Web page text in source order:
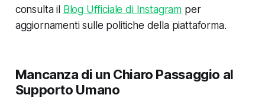
consulta il Blog Ufficiale di Instagram per
aggiornamenti sulle politiche della piattaforma.
Mancanza di un Chiaro Passaggio al
Supporto Umano